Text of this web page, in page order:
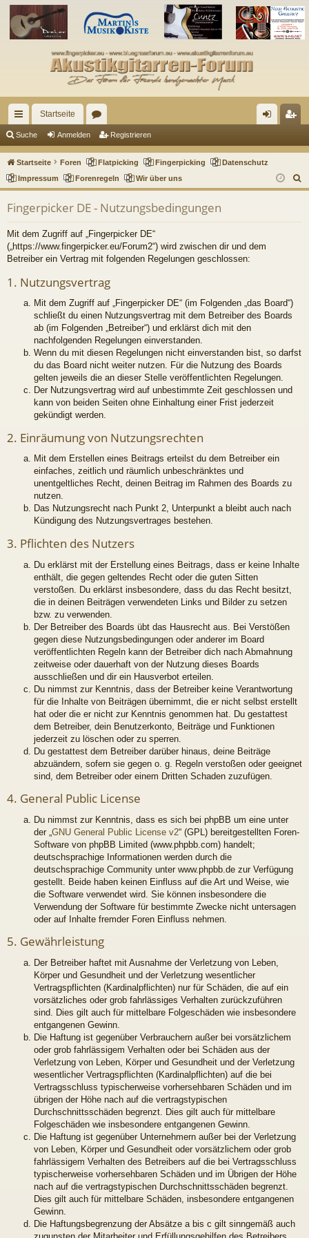
ch
ne
llz
Startseite
en m ist
rie
Suche Anmelden Registrieren
Startseite Foren Flatpicking Fingerpicking
Datenschutz
Impressum
Forenregeln Wir über uns
u
Fingerpicker DE - Nutzungsbedingungen
Mit dem Zugriff auf „Fingerpicker DE“
(„https://www.fingerpicker.eu/Forum2“) wird zwischen dir und dem
Betreiber ein Vertrag mit folgenden Regelungen geschlossen:
1. Nutzungsvertrag
Mit dem Zugriff auf „Fingerpicker DE“ (im Folgenden „das Board“)
schließt du einen Nutzungsvertrag mit dem Betreiber des Boards
ab (im Folgenden „Betreiber“) und erklärst dich mit den
nachfolgenden Regelungen einverstanden.
Wenn du mit diesen Regelungen nicht einverstanden bist, so darfst
du das Board nicht weiter nutzen. Für die Nutzung des Boards
gelten jeweils die an dieser Stelle veröffentlichten Regelungen.
Der Nutzungsvertrag wird auf unbestimmte Zeit geschlossen und
kann von beiden Seiten ohne Einhaltung einer Frist jederzeit
gekündigt werden.
2. Einräumung von Nutzungsrechten
Mit dem Erstellen eines Beitrags erteilst du dem Betreiber ein
einfaches, zeitlich und räumlich unbeschränktes und
unentgeltliches Recht, deinen Beitrag im Rahmen des Boards zu
nutzen.
Das Nutzungsrecht nach Punkt 2, Unterpunkt a bleibt auch nach
Kündigung des Nutzungsvertrages bestehen.
3. Pflichten des Nutzers
Du erklärst mit der Erstellung eines Beitrags, dass er keine Inhalte
enthält, die gegen geltendes Recht oder die guten Sitten
verstoßen. Du erklärst insbesondere, dass du das Recht besitzt,
die in deinen Beiträgen verwendeten Links und Bilder zu setzen
bzw. zu verwenden.
Der Betreiber des Boards übt das Hausrecht aus. Bei Verstößen
gegen diese Nutzungsbedingungen oder anderer im Board
veröffentlichten Regeln kann der Betreiber dich nach Abmahnung
zeitweise oder dauerhaft von der Nutzung dieses Boards
ausschließen und dir ein Hausverbot erteilen.
Du nimmst zur Kenntnis, dass der Betreiber keine Verantwortung
für die Inhalte von Beiträgen übernimmt, die er nicht selbst erstellt
hat oder die er nicht zur Kenntnis genommen hat. Du gestattest
dem Betreiber, dein Benutzerkonto, Beiträge und Funktionen
jederzeit zu löschen oder zu sperren.
Du gestattest dem Betreiber darüber hinaus, deine Beiträge
abzuändern, sofern sie gegen o. g. Regeln verstoßen oder geeignet
sind, dem Betreiber oder einem Dritten Schaden zuzufügen.
4. General Public License
Du nimmst zur Kenntnis, dass es sich bei phpBB um eine unter
der „ GNU General Public License v2“ (GPL) bereitgestellten Foren-
Software von phpBB Limited (www.phpbb.com) handelt;
deutschsprachige Informationen werden durch die
deutschsprachige Community unter www.phpbb.de zur Verfügung
gestellt. Beide haben keinen Einfluss auf die Art und Weise, wie
die Software verwendet wird. Sie können insbesondere die
Verwendung der Software für bestimmte Zwecke nicht untersagen
oder auf Inhalte fremder Foren Einfluss nehmen.
5. Gewährleistung
Der Betreiber haftet mit Ausnahme der Verletzung von Leben,
Körper und Gesundheit und der Verletzung wesentlicher
Vertragspflichten (Kardinalpflichten) nur für Schäden, die auf ein
vorsätzliches oder grob fahrlässiges Verhalten zurückzuführen
sind. Dies gilt auch für mittelbare Folgeschäden wie insbesondere
entgangenen Gewinn.
Die Haftung ist gegenüber Verbrauchern außer bei vorsätzlichem
oder grob fahrlässigem Verhalten oder bei Schäden aus der
Verletzung von Leben, Körper und Gesundheit und der Verletzung
wesentlicher Vertragspflichten (Kardinalpflichten) auf die bei
Vertragsschluss typischerweise vorhersehbaren Schäden und im
übrigen der Höhe nach auf die vertragstypischen
Durchschnittsschäden begrenzt. Dies gilt auch für mittelbare
Folgeschäden wie insbesondere entgangenen Gewinn.
Die Haftung ist gegenüber Unternehmern außer bei der Verletzung
von Leben, Körper und Gesundheit oder vorsätzlichem oder grob
fahrlässigem Verhalten des Betreibers auf die bei Vertragsschluss
typischerweise vorhersehbaren Schäden und im Übrigen der Höhe
nach auf die vertragstypischen Durchschnittsschäden begrenzt.
Dies gilt auch für mittelbare Schäden, insbesondere entgangenen
Gewinn.
Die Haftungsbegrenzung der Absätze a bis c gilt sinngemäß auch